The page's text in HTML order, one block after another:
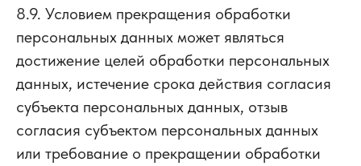
8.9. Условием прекращения обработки
персональных данных может являться
достижение целей обработки персональных
данных, истечение срока действия согласия
субъекта персональных данных, отзыв
согласия субъектом персональных данных
или требование о прекращении обработки